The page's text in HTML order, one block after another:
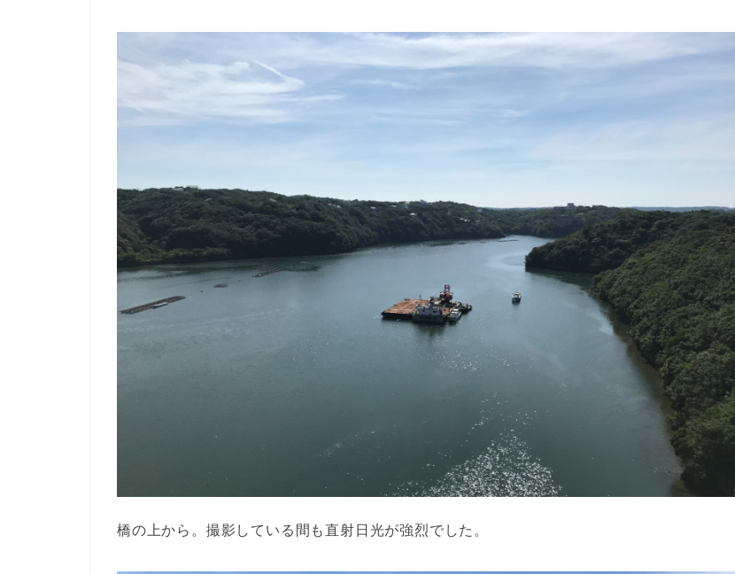
橋の上から。撮影している間も直射日光が強烈でした。